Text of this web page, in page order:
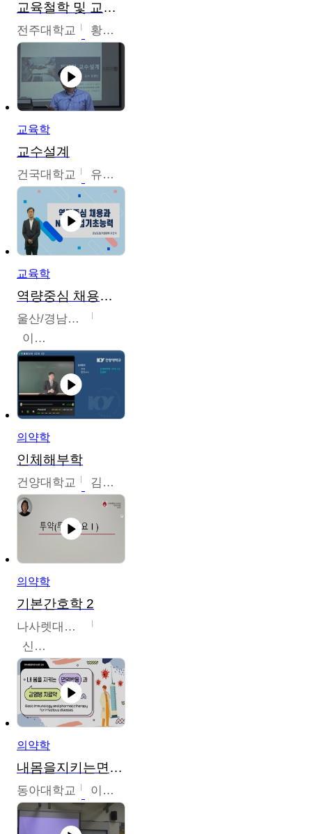
교육철학 및 교육사
전주대학교 황혜연
교육학
교수설계
건국대학교 유병민
교육학
역량중심 채용과 NCS직업기초능력
울산/경남권역센터
이은석
의약학
인체해부학
건양대학교 김철태
의약학
기본간호학 2
나사렛대학교
신미경
의약학
내몸을지키는면역반응과감염병치료약
동아대학교 이상민